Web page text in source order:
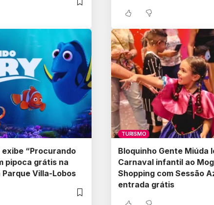
exibe “Procurando
pipoca grátis na
Villa-Lobos
TURISMO
Bloquinho Gente Miúda
Carnaval infantil ao
Shopping com Sessão
entrada grátis